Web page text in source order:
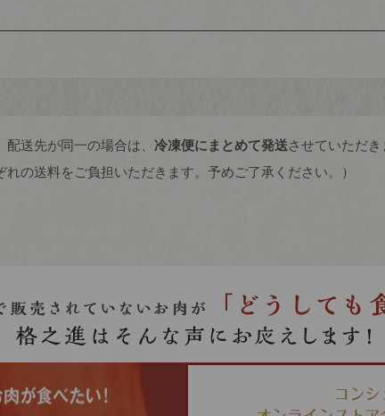
送先が同一の場合は、 冷凍便にまとめて発送させていただ
の送料をご負担いただきます。予めご了承ください。）